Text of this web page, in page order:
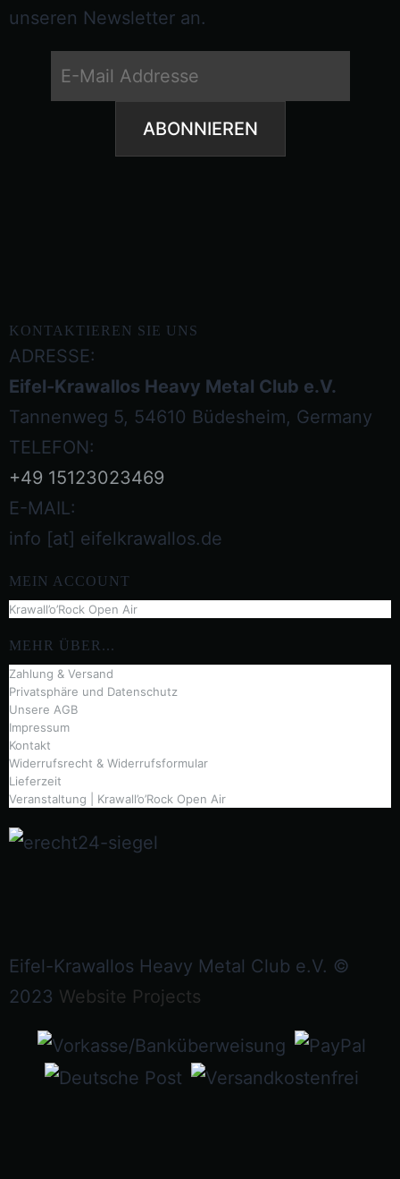
unseren Newsletter an.
KONTAKTIEREN SIE UNS
ADRESSE:
Eifel-Krawallos Heavy Metal Club e.V.
Tannenweg 5, 54610 Büdesheim, Germany
TELEFON:
+49 15123023469‬
E-MAIL:
info [at] eifelkrawallos.de
MEIN ACCOUNT
Krawall’o’Rock Open Air
MEHR ÜBER...
Zahlung & Versand
Privatsphäre und Datenschutz
Unsere AGB
Impressum
Kontakt
Widerrufsrecht & Widerrufsformular
Lieferzeit
Veranstaltung | Krawall’o’Rock Open Air
Eifel-Krawallos Heavy Metal Club e.V. ©
2023 Website Projects